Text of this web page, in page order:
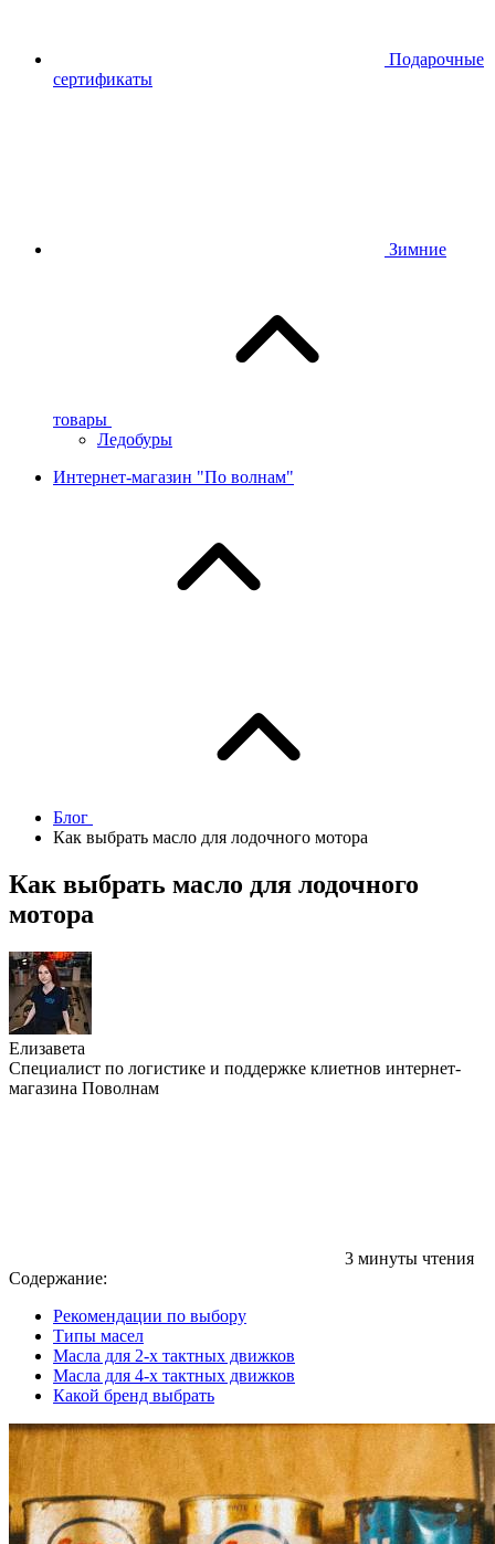
Подарочные
сертификаты
Зимние
товары
Ледобуры
Интернет-магазин "По волнам"
Блог
Как выбрать масло для лодочного мотора
Как выбрать масло для лодочного
мотора
Елизавета
Специалист по логистике и поддержке клиетнов интернет-
магазина Поволнам
3 минуты чтения
Содержание:
Рекомендации по выбору
Типы масел
Масла для 2-х тактных движков
Масла для 4-х тактных движков
Какой бренд выбрать